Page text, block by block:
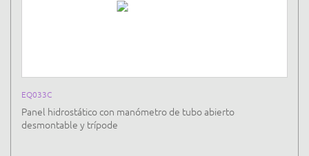
EQ033C
Panel hidrostático con manómetro de tubo abierto
desmontable y trípode